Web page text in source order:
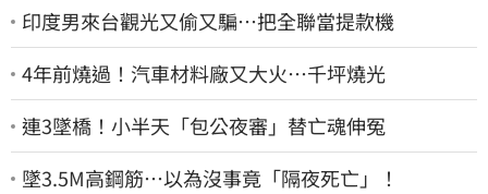
印度男來台觀光又偷又騙…把全聯當提款機
4年前燒過！汽車材料廠又大火…千坪燒光
連3墜橋！小半天「包公夜審」替亡魂伸冤
墜3.5M高鋼筋…以為沒事竟「隔夜死亡」！